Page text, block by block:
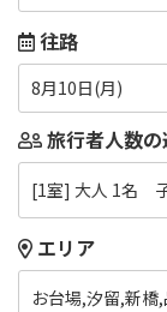
往路
8月10日(月)
旅行者人数の
[1室] 大人 1名
エリア
お台場,汐留,新橋,